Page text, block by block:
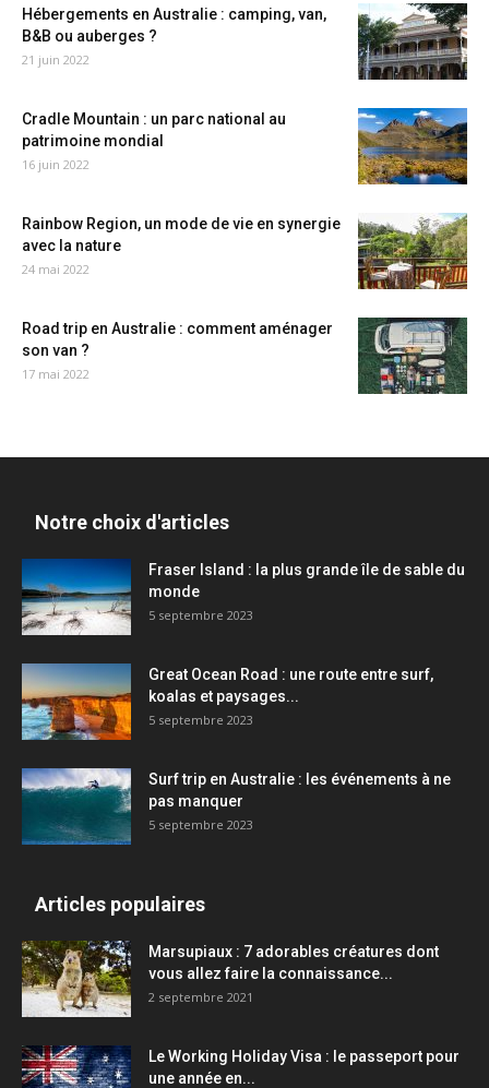
Hébergements en Australie : camping, van,
B&B ou auberges ?
21 juin 2022
Cradle Mountain : un parc national au
patrimoine mondial
16 juin 2022
Rainbow Region, un mode de vie en synergie
avec la nature
24 mai 2022
Road trip en Australie : comment aménager
son van ?
17 mai 2022
Notre choix d'articles
Fraser Island : la plus grande île de sable du
monde
5 septembre 2023
Great Ocean Road : une route entre surf,
koalas et paysages...
5 septembre 2023
Surf trip en Australie : les événements à ne
pas manquer
5 septembre 2023
Articles populaires
Marsupiaux : 7 adorables créatures dont
vous allez faire la connaissance...
2 septembre 2021
Le Working Holiday Visa : le passeport pour
une année en...